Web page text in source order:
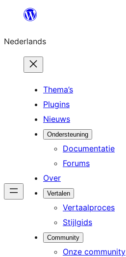
de
inhoud
Nederlands
Thema’s
Plugins
Nieuws
Ondersteuning
Documentatie
Forums
Over
Vertalen
Vertaalproces
Stijlgids
Community
Onze community